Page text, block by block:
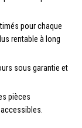
pour chaque
rentable à long
sous garantie et
pièces